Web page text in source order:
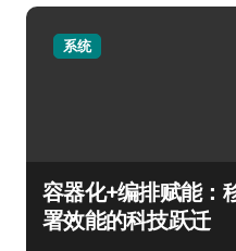
系统
容器化+编排赋能：
署效能的科技跃迁